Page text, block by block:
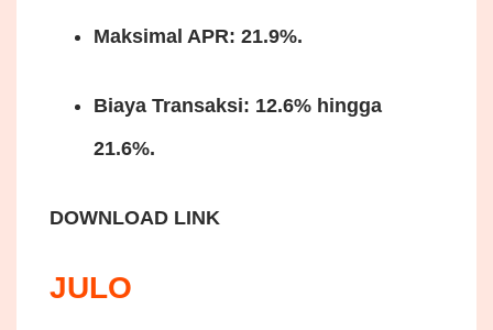
Maksimal APR: 21.9%.
Biaya Transaksi: 12.6% hingga
21.6%.
DOWNLOAD LINK
JULO